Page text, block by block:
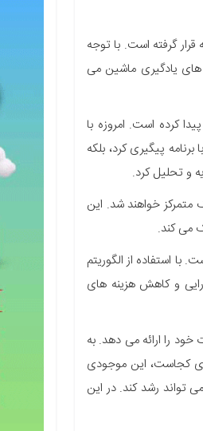
گرفته است. با توجه
های یادگیری ماشین می
کرده است. امروزه با
پیگیری کرد، بلکه
و تحلیل کرد.
متمرکز خواهند شد. این
می کند.
با استفاده از الگوریتم
و کاهش هزینه های
خود را ارائه می دهد. به
کجاست، این موجودی
تواند رشد کند. در این